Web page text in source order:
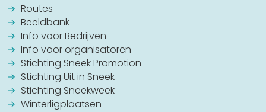
Routes
Beeldbank
Info voor Bedrijven
Info voor organisatoren
Stichting Sneek Promotion
Stichting Uit in Sneek
Stichting Sneekweek
Winterligplaatsen